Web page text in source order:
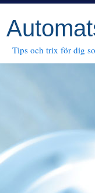
Tips och trix för dig